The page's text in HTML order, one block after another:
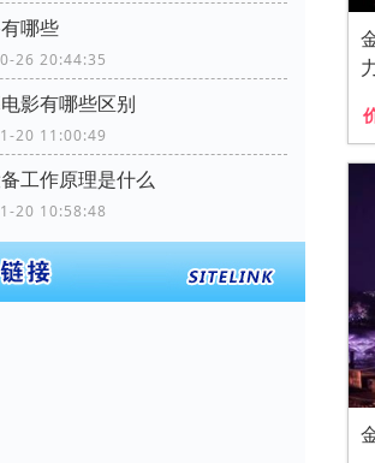
哪些
26 20:44:35
影有哪些区别
20 11:00:49
工作原理是什么
20 10:58:48